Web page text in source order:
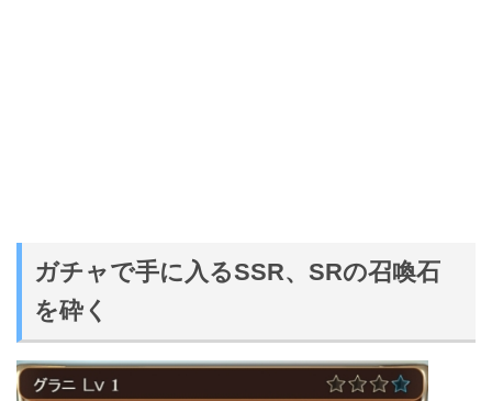
ガチャで手に入るSSR、SRの召喚石
を砕く